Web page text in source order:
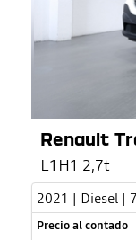
Renault
L1H1 2,7t
2021 | Diesel |
Precio al contado